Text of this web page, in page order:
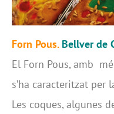
Forn Pous.Bellver de
El Forn Pous, amb
s’ha caracteritzat per
Les coques, algunes